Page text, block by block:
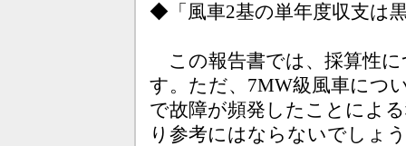
◆「風車2基の単年度収支は
この報告書では、採算性
す。ただ、7MW級風車につ
で故障が頻発したことによ
り参考にはならないでしょ